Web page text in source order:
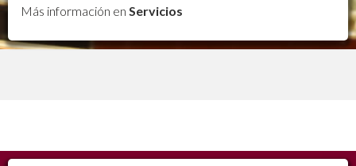
Más información en Servicios